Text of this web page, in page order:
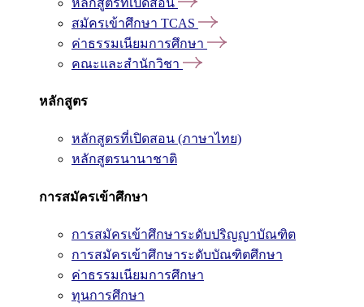
หลักสูตรที่เปิดสอน
สมัครเข้าศึกษา TCAS
ค่าธรรมเนียมการศึกษา
คณะและสำนักวิชา
หลักสูตร
หลักสูตรที่เปิดสอน (ภาษาไทย)
หลักสูตรนานาชาติ
การสมัครเข้าศึกษา
การสมัครเข้าศึกษาระดับปริญญาบัณฑิต
การสมัครเข้าศึกษาระดับบัณฑิตศึกษา
ค่าธรรมเนียมการศึกษา
ทุนการศึกษา